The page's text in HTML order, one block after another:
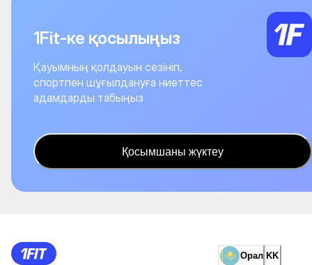
1Fit-ке қосылыңыз
Қауымның қолдауын сезініп,
спортпен шұғылдануға ниеттес
адамдарды табыңыз
Қосымшаны жүктеу
Орал KK